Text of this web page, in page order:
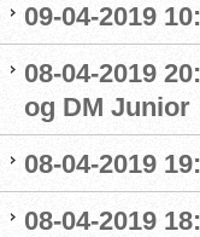
09-04-2019
08-04-2019
og DM Junior
08-04-2019
08-04-2019